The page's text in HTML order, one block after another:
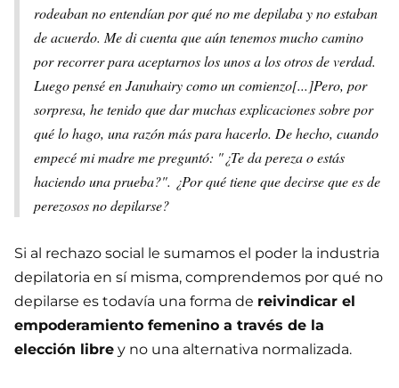
rodeaban no entendían por qué no me depilaba y no estaban
de acuerdo. Me di cuenta que aún tenemos mucho camino
por recorrer para aceptarnos los unos a los otros de verdad.
Luego pensé en Januhairy como un comienzo[...]Pero, por
sorpresa, he tenido que dar muchas explicaciones sobre por
qué lo hago, una razón más para hacerlo. De hecho, cuando
empecé mi madre me preguntó: "¿Te da pereza o estás
haciendo una prueba?". ¿Por qué tiene que decirse que es de
perezosos no depilarse?
Si al rechazo social le sumamos el poder la industria
depilatoria en sí misma, comprendemos por qué no
depilarse es todavía una forma de reivindicar el
empoderamiento femenino a través de la
elección libre y no una alternativa normalizada.